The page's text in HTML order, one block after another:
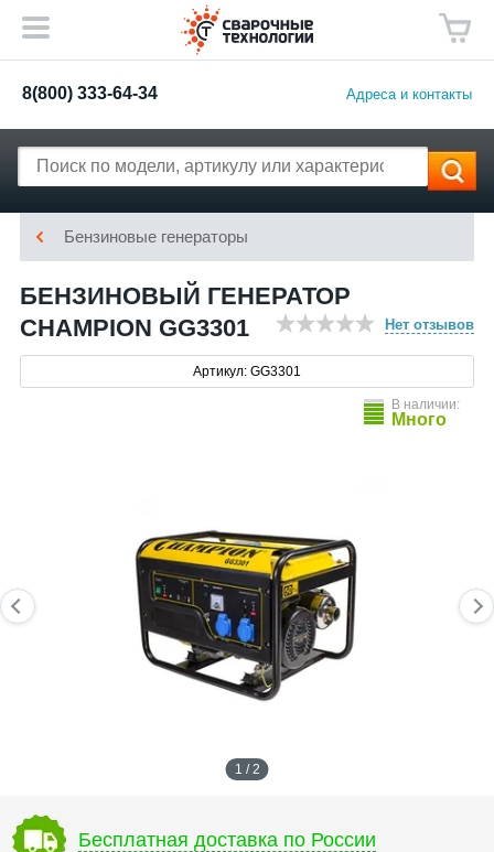
8(800) 333-64-34 Адреса и контакты
Бензиновые генераторы
БЕНЗИНОВЫЙ ГЕНЕРАТОР
CHAMPION GG3301
Нет отзывов
Артикул: GG3301
В наличии:
Много
1 / 2
Бесплатная доставка по России